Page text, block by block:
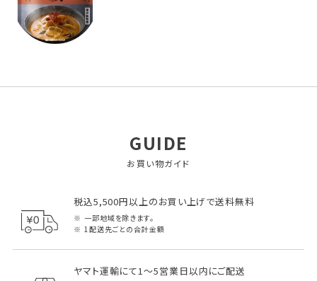
GUIDE
お買い物ガイド
税込5,500円以上のお買い上げで送料無料
一部地域を除きます。
1配送先ごとの合計金額
ヤマト運輸にて1～5営業日以内にご配送